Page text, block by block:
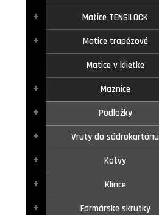
Matice TENSILOCK
Matice trapézové
Matice v klietke
Maznice
Podložky
Vruty do sádrokartónu
Kotvy
Klince
Farmárske skrutky